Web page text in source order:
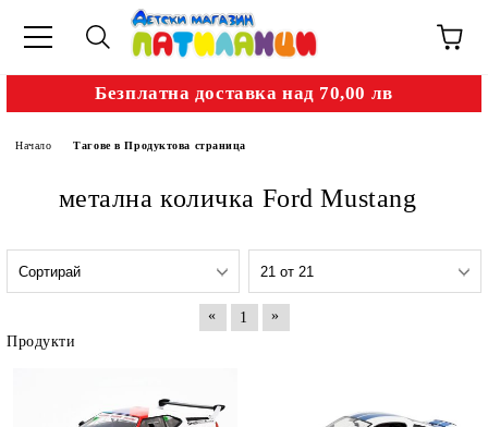
Безплатна доставка над 70,00 лв
Начало Тагове в Продуктова страница
метална количка Ford Mustang
« 1
»
Продукти